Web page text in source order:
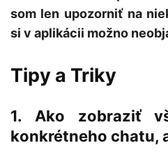
som len upozorniť na
si v aplikácii možno
Tipy a Triky
1. Ako zobraziť
konkrétneho chatu,